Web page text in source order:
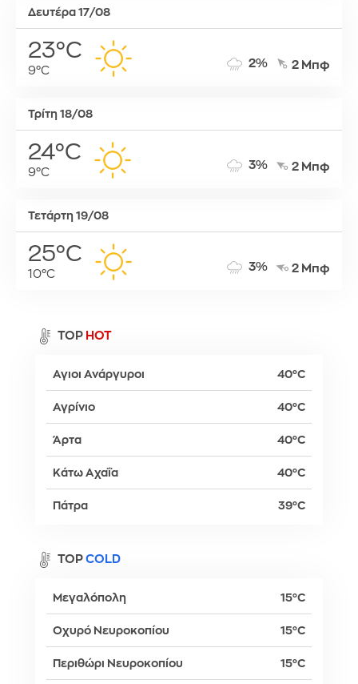
Δευτέρα 17/08
23°C
9°C
2% 2 Μπφ
Τρίτη 18/08
24°C
9°C
3% 2 Μπφ
Τετάρτη 19/08
25°C
10°C
3% 2 Μπφ
TOP HOT
Αγιοι Ανάργυροι 40°C
Αγρίνιο 40°C
Άρτα 40°C
Κάτω Αχαΐα 40°C
Πάτρα 39°C
TOP COLD
Μεγαλόπολη 15°C
Οχυρό Νευροκοπίου 15°C
Περιθώρι Νευροκοπίου 15°C